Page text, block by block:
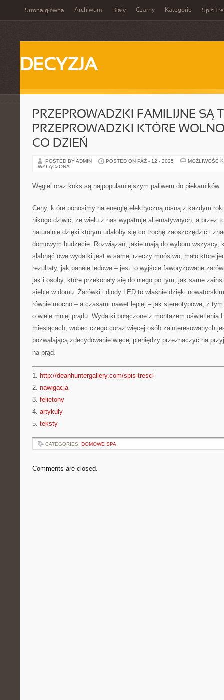
Strona główna Archiwum Biały Czarny Kategorie Spis
DECYZJA
PRZEPROWADZKI FAMILIJNE SĄ
PRZEPROWADZKI KTÓRE
CO DZIEŃ
POSTED BY ADMIN POSTED ON PAŹ - 12 - 2025
MOŻLIWOŚĆ
WYŁĄCZONA
Węgiel oraz koks są najpopularniejszym paliwem do piekarników
Ceny, które ponosimy na energię elektryczną rosną z każdym
nikogo dziwić, że wielu z nas wypatruje alternatywnych, a przez
naturalnie dzięki którym udałoby się co trochę zaoszczędzić i
domowym budżecie. Rozwiązań, jakie mają do wyboru wszyscy,
słabnąć owe wydatki jest w samej rzeczy mnóstwo, mało które
rezultaty, jak panele ledowe – jest to wyjście faworyzowane
jak i osoby, które przekonały się do niego po tym, jak same
siebie w domu. Żarówki i diody LED to właśnie dzięki
równie mocno – a czasami nawet lepiej – jak stereotypowe, z
o wiele mniej prądu. Wydatki połączone z montażem oświetlenia
miesiącach, wobec czego coraz więcej osób zainteresowanych
pozwalającą zdecydowanie więcej pieniędzy przeznaczyć na
na prąd.
1. http://deanhuntergallery.com/spis-tresci
2. nawigacja
3. felietony
4. artykuly
5. teksty
CATEGORIES: DOMOWE SPA
Comments are closed.